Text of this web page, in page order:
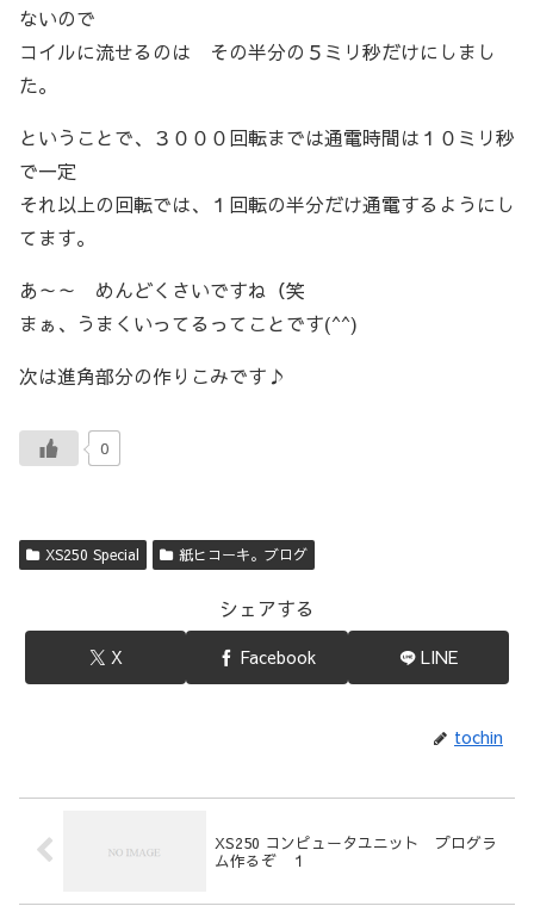
ないので
コイルに流せるのは その半分の５ミリ秒だけにしまし
た。
ということで、３０００回転までは通電時間は１０ミリ秒
で一定
それ以上の回転では、１回転の半分だけ通電するようにし
てます。
あ～～ めんどくさいですね（笑
まぁ、うまくいってるってことです(^^)
次は進角部分の作りこみです♪
0
XS250 Special 紙ヒコーキ。ブログ
シェアする
X Facebook LINE
tochin
XS250 コンピュータユニット プログラ
ム作るぞ １